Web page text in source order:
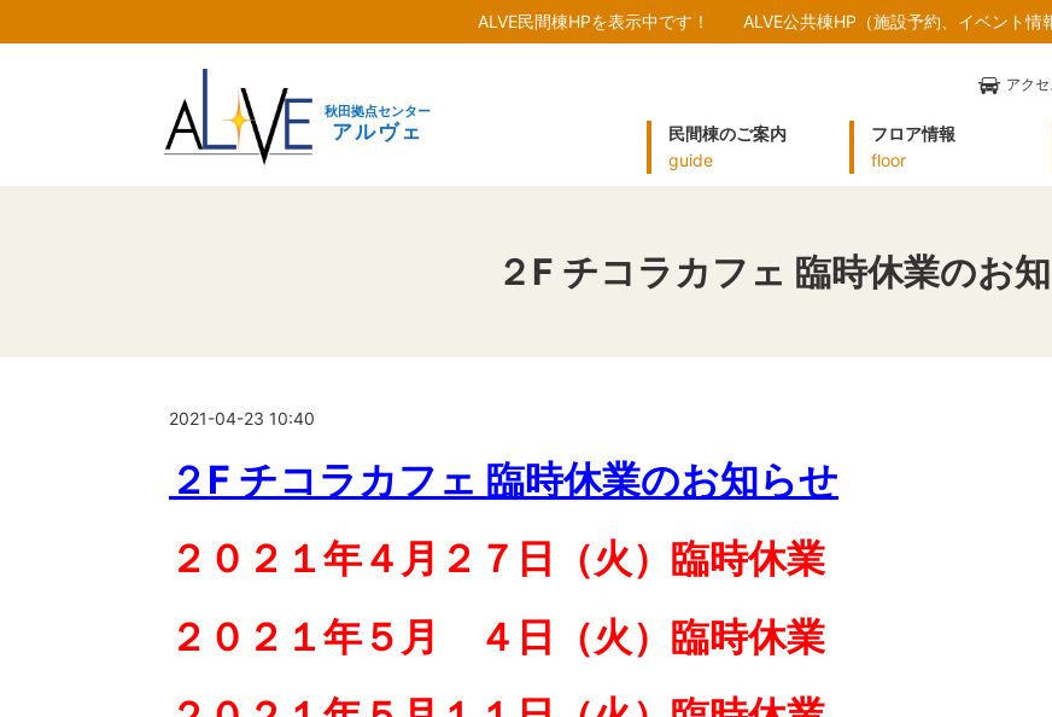
ALVE民間棟HPを表示中です！ ALVE公共棟HP（施設予約、イベント情
秋田拠点センター
アルヴェ
民間棟のご案内
guide
フロア情報
floor
アクセ
２F チコラカフェ 臨時休業のお
2021-04-23 10:40
２F チコラカフェ 臨時休業のお知らせ
２０２１年４月２７日（火）臨時休業
２０２１年５月 ４日（火）臨時休業